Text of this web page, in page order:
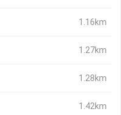
1.16km
1.27km
1.28km
1.42km